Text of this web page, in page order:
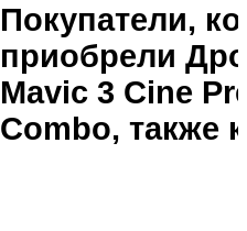
Покупатели,
приобрели
Mavic 3 Cine
Combo, также